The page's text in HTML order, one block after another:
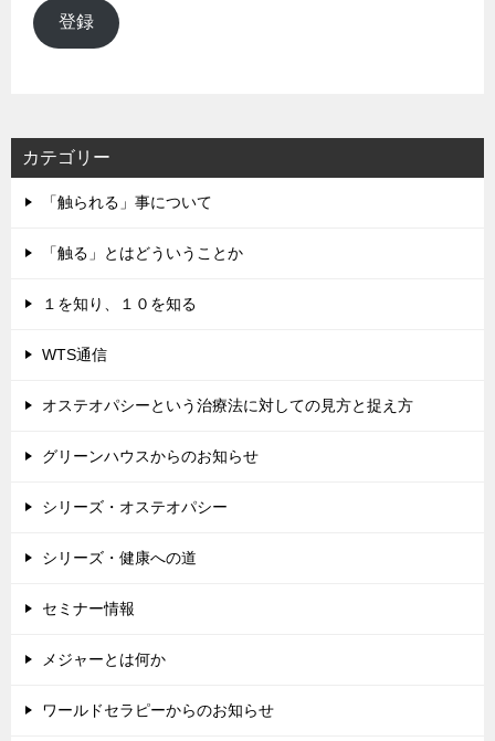
ル
ア
登録
カテゴリー
「触られる」事について
「触る」とはどういうことか
１を知り、１０を知る
WTS通信
オステオパシーという治療法に対しての見方と捉え方
グリーンハウスからのお知らせ
シリーズ・オステオパシー
シリーズ・健康への道
セミナー情報
メジャーとは何か
ワールドセラピーからのお知らせ